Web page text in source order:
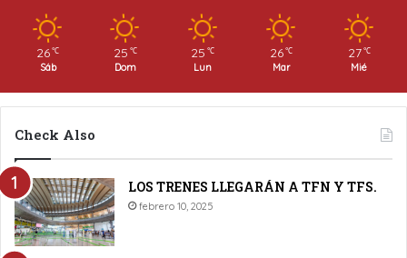
26 ℃
Sáb
25 ℃
Dom
25 ℃
Lun
26 ℃
Mar
27 ℃
Mié
Check Also
LOS TRENES LLEGARÁN A TFN Y TFS.
febrero 10, 2025